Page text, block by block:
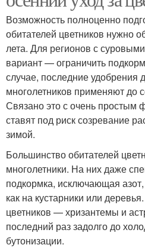
Возможность полноценно
обитателей цветников нужно
лета. Для регионов с
вариант — ограничить
случае, последние
многолетников применяют до
Связано это с очень простым
ставят под риск созревание
зимой.
Большинство обитателей
многолетники. На них даже
подкормка, исключающая
как на кустарники или
цветников — хризантемы и
последний раз задолго до
бутонизации.